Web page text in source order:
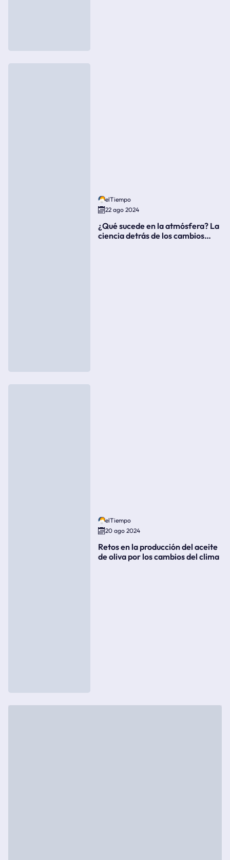
elTiempo
22 ago 2024
¿Qué sucede en la atmósfera? La
ciencia detrás de los cambios
elTiempo
20 ago 2024
Retos en la producción del aceite
de oliva por los cambios del clima